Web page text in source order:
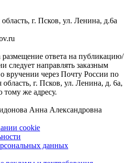
г. Псков, ул. Ленина, д.6а
ответа на публикацию/
следует направлять заказным
вручении через Почту России по
область, г. Псков, ул. Ленина, д. 6а,
тому же адресу.
Анна Александровна
cookie
данных